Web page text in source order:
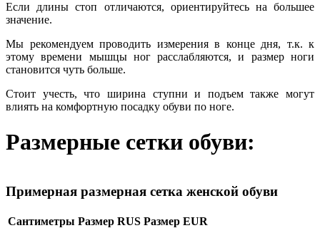
Если длины стоп отличаются, ориентируйтесь на большее
значение.
Мы рекомендуем проводить измерения в конце дня, т.к. к
этому времени мышцы ног расслабляются, и размер ноги
становится чуть больше.
Стоит учесть, что ширина ступни и подъем также могут
влиять на комфортную посадку обуви по ноге.
Размерные сетки обуви:
Примерная размерная сетка женской обуви
Сантиметры Размер RUS Размер EUR